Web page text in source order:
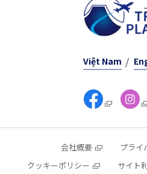
Việt Nam
会社概要
プライ
クッキーポリシー
サイト